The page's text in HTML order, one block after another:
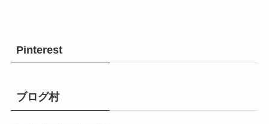
Pinterest
ブログ村